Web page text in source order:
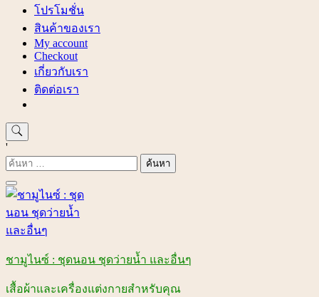
โปรโมชั่น
สินค้าของเรา
My account
Checkout
เกี่ยวกับเรา
ติดต่อเรา
'
ค้นหา
สำหรับ:
ชามูไนซ์ : ชุดนอน ชุดว่ายน้ำ และอื่นๆ
เสื้อผ้าและเครื่องแต่งกายสำหรับคุณ